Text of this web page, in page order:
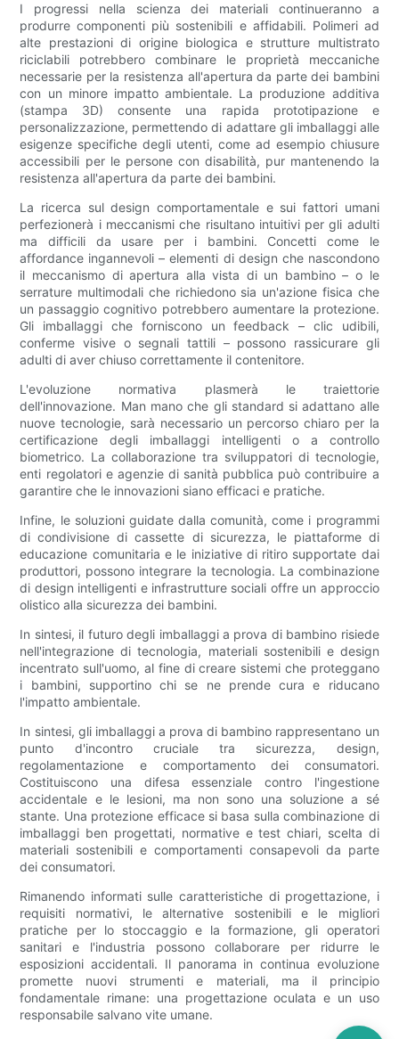
I progressi nella scienza dei materiali continueranno a
produrre componenti più sostenibili e affidabili. Polimeri ad
alte prestazioni di origine biologica e strutture multistrato
riciclabili potrebbero combinare le proprietà meccaniche
necessarie per la resistenza all'apertura da parte dei bambini
con un minore impatto ambientale. La produzione additiva
(stampa 3D) consente una rapida prototipazione e
personalizzazione, permettendo di adattare gli imballaggi alle
esigenze specifiche degli utenti, come ad esempio chiusure
accessibili per le persone con disabilità, pur mantenendo la
resistenza all'apertura da parte dei bambini.
La ricerca sul design comportamentale e sui fattori umani
perfezionerà i meccanismi che risultano intuitivi per gli adulti
ma difficili da usare per i bambini. Concetti come le
affordance ingannevoli – elementi di design che nascondono
il meccanismo di apertura alla vista di un bambino – o le
serrature multimodali che richiedono sia un'azione fisica che
un passaggio cognitivo potrebbero aumentare la protezione.
Gli imballaggi che forniscono un feedback – clic udibili,
conferme visive o segnali tattili – possono rassicurare gli
adulti di aver chiuso correttamente il contenitore.
L'evoluzione normativa plasmerà le traiettorie
dell'innovazione. Man mano che gli standard si adattano alle
nuove tecnologie, sarà necessario un percorso chiaro per la
certificazione degli imballaggi intelligenti o a controllo
biometrico. La collaborazione tra sviluppatori di tecnologie,
enti regolatori e agenzie di sanità pubblica può contribuire a
garantire che le innovazioni siano efficaci e pratiche.
Infine, le soluzioni guidate dalla comunità, come i programmi
di condivisione di cassette di sicurezza, le piattaforme di
educazione comunitaria e le iniziative di ritiro supportate dai
produttori, possono integrare la tecnologia. La combinazione
di design intelligenti e infrastrutture sociali offre un approccio
olistico alla sicurezza dei bambini.
In sintesi, il futuro degli imballaggi a prova di bambino risiede
nell'integrazione di tecnologia, materiali sostenibili e design
incentrato sull'uomo, al fine di creare sistemi che proteggano
i bambini, supportino chi se ne prende cura e riducano
l'impatto ambientale.
In sintesi, gli imballaggi a prova di bambino rappresentano un
punto d'incontro cruciale tra sicurezza, design,
regolamentazione e comportamento dei consumatori.
Costituiscono una difesa essenziale contro l'ingestione
accidentale e le lesioni, ma non sono una soluzione a sé
stante. Una protezione efficace si basa sulla combinazione di
imballaggi ben progettati, normative e test chiari, scelta di
materiali sostenibili e comportamenti consapevoli da parte
dei consumatori.
Rimanendo informati sulle caratteristiche di progettazione, i
requisiti normativi, le alternative sostenibili e le migliori
pratiche per lo stoccaggio e la formazione, gli operatori
sanitari e l'industria possono collaborare per ridurre le
esposizioni accidentali. Il panorama in continua evoluzione
promette nuovi strumenti e materiali, ma il principio
fondamentale rimane: una progettazione oculata e un uso
responsabile salvano vite umane.